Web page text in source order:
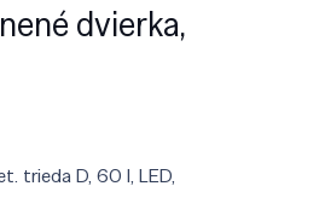
dvierka,
trieda D, 60 l, LED,